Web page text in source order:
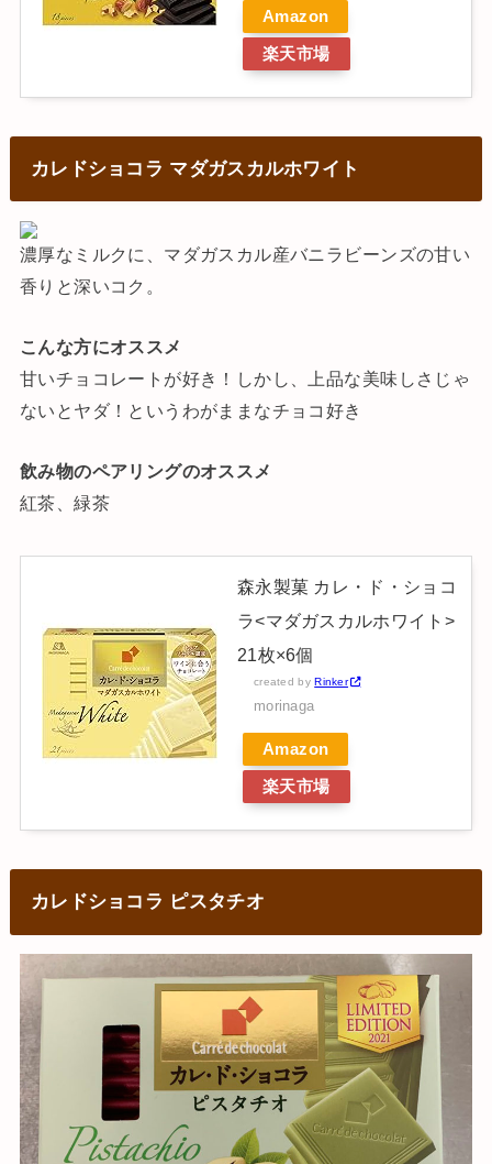
Amazon
楽天市場
カレドショコラ マダガスカルホワイト
濃厚なミルクに、マダガスカル産バニラビーンズの甘い
香りと深いコク。
こんな方にオススメ
甘いチョコレートが好き！しかし、上品な美味しさじゃ
ないとヤダ！というわがままなチョコ好き
飲み物のペアリングのオススメ
紅茶、緑茶
森永製菓 カレ・ド・ショコ
ラ<マダガスカルホワイト>
21枚×6個
created by Rinker
morinaga
Amazon
楽天市場
カレドショコラ ピスタチオ